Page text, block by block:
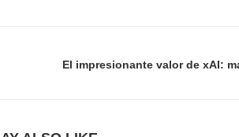
El impresionante valor de xAI: